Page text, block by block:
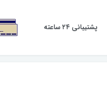
پشتیبانی ۲۴ ساعته